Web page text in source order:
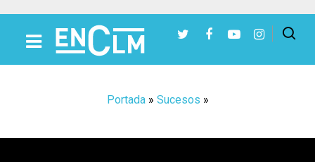
Portada» Sucesos »